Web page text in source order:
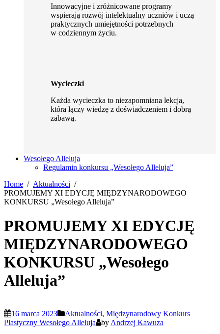
Innowacyjne i zróżnicowane programy
wspierają rozwój intelektualny uczniów i uczą
praktycznych umiejętności potrzebnych
w codziennym życiu.
Wycieczki
Każda wycieczka to niezapomniana lekcja,
która łączy wiedzę z doświadczeniem i dobrą
zabawą.
Wesołego Alleluja
Regulamin konkursu „Wesołego Alleluja”
Home
Aktualności
PROMUJEMY XI EDYCJĘ MIĘDZYNARODOWEGO
KONKURSU „Wesołego Alleluja”
PROMUJEMY XI EDYCJĘ
MIĘDZYNARODOWEGO
KONKURSU „Wesołego
Alleluja”
16 marca 2023 Aktualności, Międzynarodowy Konkurs
Plastyczny Wesołego Alleluja
by Andrzej Kawuza